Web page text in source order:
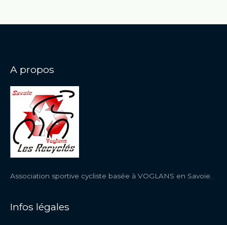
A propos
Association sportive cycliste basée à VOGLANS en Savoie.
Infos légales